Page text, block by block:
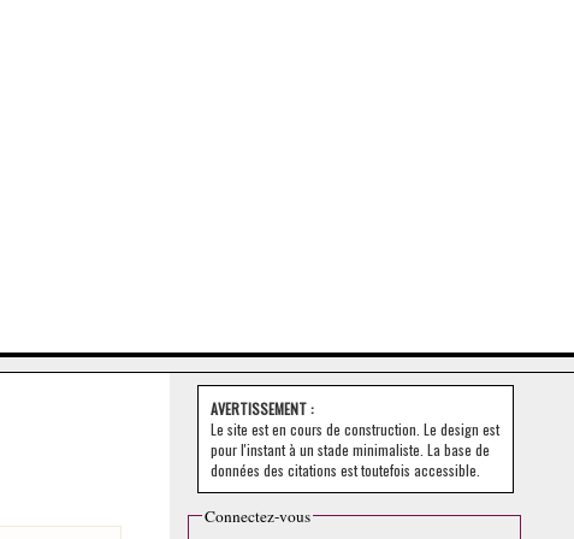
AVERTISSEMENT :
Le site est en cours de construction. Le design est
pour l'instant à un stade minimaliste. La base de
données des citations est toutefois accessible.
Connectez-vous